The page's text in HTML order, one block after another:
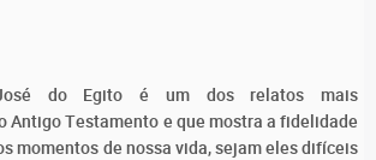
do Egito é um dos relatos mais
Antigo Testamento e que mostra a fidelidade
momentos de nossa vida, sejam eles difíceis